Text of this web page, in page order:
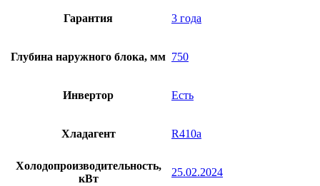
Гарантия 3 года
Глубина наружного блока, мм 750
Инвертор Есть
Хладагент R410a
Холодопроизводительность,
кВт
25.02.2024